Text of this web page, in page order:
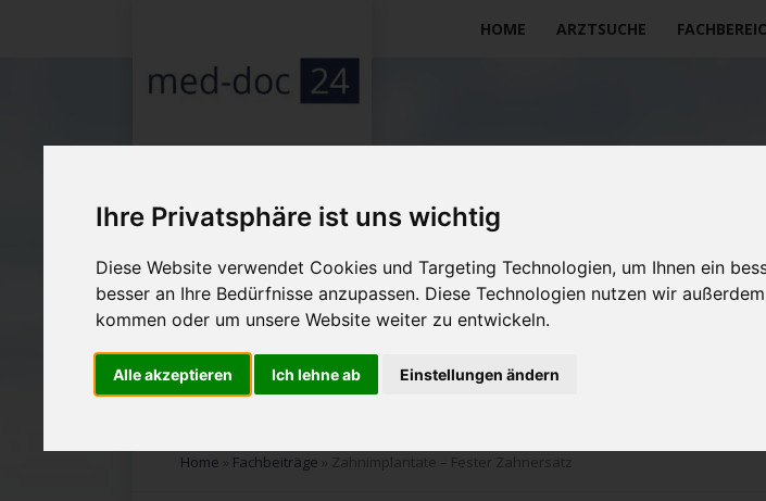
Ihre Privatsphäre ist uns wichtig
Diese Website verwendet Cookies und Targeting Technologien, um Ihnen ein
besser an Ihre Bedürfnisse anzupassen. Diese Technologien nutzen wir
kommen oder um unsere Website weiter zu entwickeln.
Alle akzeptieren Ich lehne ab Einstellungen ändern
überspringen
HOME ARZTSUCHE
Home Fachbeiträge Zahnimplantate – Fester Zahnersatz